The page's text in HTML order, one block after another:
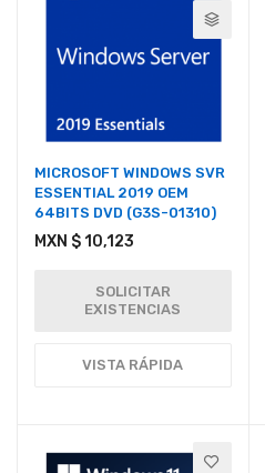
MICROSOFT WINDOWS SVR
ESSENTIAL 2019 OEM
64BITS DVD (G3S-01310)
MXN $ 10,123
SOLICITAR
EXISTENCIAS
VISTA RÁPIDA